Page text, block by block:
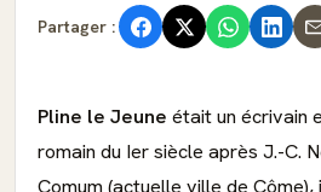
Partager :
Pline le Jeune était un écrivain
romain du Ier siècle après J.-C.
Comum (actuelle ville de